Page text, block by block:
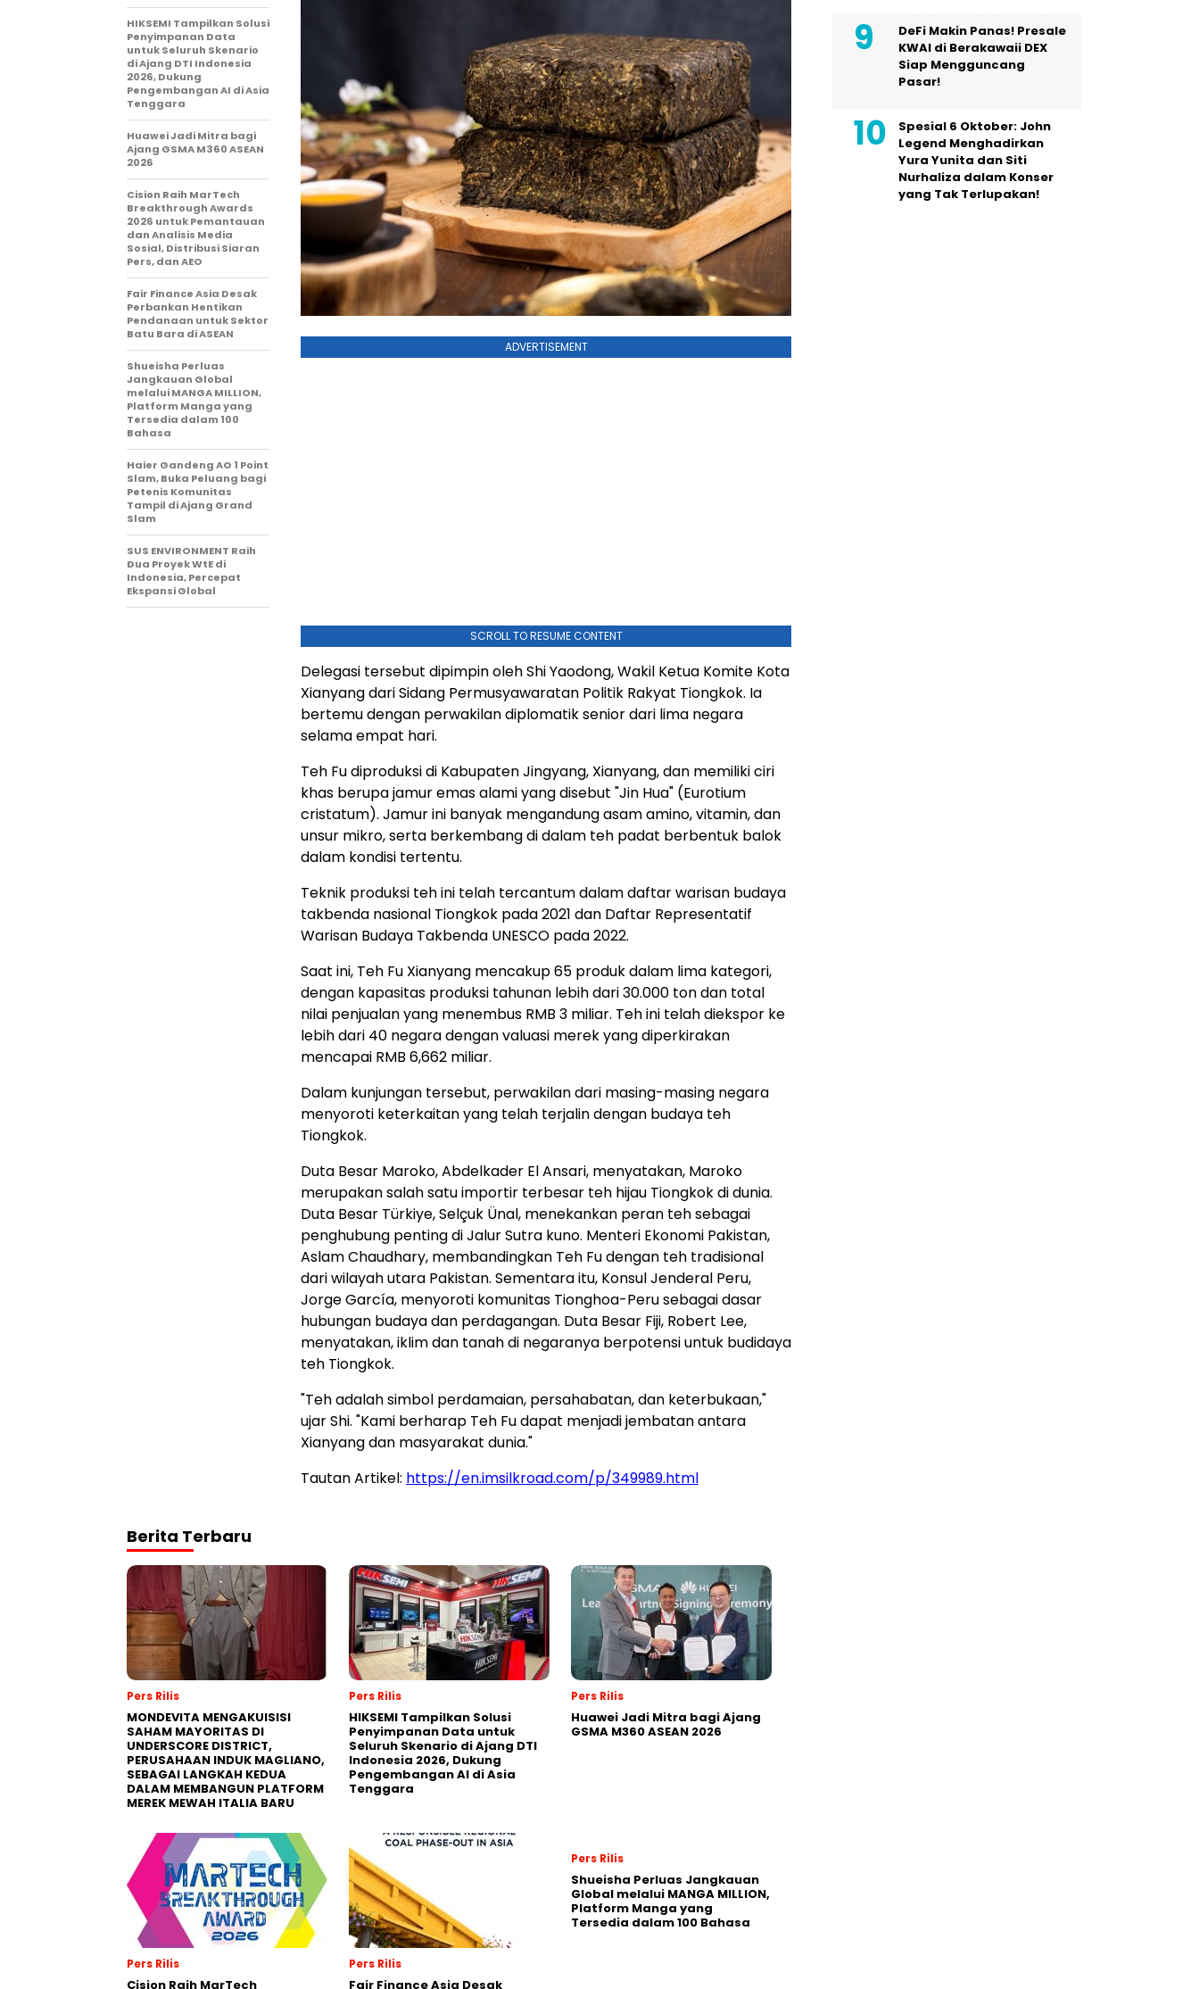
ADVERTISEMENT
SCROLL TO RESUME CONTENT
Delegasi tersebut dipimpin oleh Shi Yaodong, Wakil Ketua Komite Kota
Xianyang dari Sidang Permusyawaratan Politik Rakyat Tiongkok. Ia
bertemu dengan perwakilan diplomatik senior dari lima negara
selama empat hari.
Teh Fu diproduksi di Kabupaten Jingyang, Xianyang, dan memiliki ciri
khas berupa jamur emas alami yang disebut "Jin Hua" (Eurotium
cristatum). Jamur ini banyak mengandung asam amino, vitamin, dan
unsur mikro, serta berkembang di dalam teh padat berbentuk balok
dalam kondisi tertentu.
Teknik produksi teh ini telah tercantum dalam daftar warisan budaya
takbenda nasional Tiongkok pada 2021 dan Daftar Representatif
Warisan Budaya Takbenda UNESCO pada 2022.
Saat ini, Teh Fu Xianyang mencakup 65 produk dalam lima kategori,
dengan kapasitas produksi tahunan lebih dari 30.000 ton dan total
nilai penjualan yang menembus RMB 3 miliar. Teh ini telah diekspor ke
lebih dari 40 negara dengan valuasi merek yang diperkirakan
mencapai RMB 6,662 miliar.
Dalam kunjungan tersebut, perwakilan dari masing-masing negara
menyoroti keterkaitan yang telah terjalin dengan budaya teh
Tiongkok.
Duta Besar Maroko, Abdelkader El Ansari, menyatakan, Maroko
merupakan salah satu importir terbesar teh hijau Tiongkok di dunia.
Duta Besar Türkiye, Selçuk Ünal, menekankan peran teh sebagai
penghubung penting di Jalur Sutra kuno. Menteri Ekonomi Pakistan,
Aslam Chaudhary, membandingkan Teh Fu dengan teh tradisional
dari wilayah utara Pakistan. Sementara itu, Konsul Jenderal Peru,
Jorge García, menyoroti komunitas Tionghoa-Peru sebagai dasar
hubungan budaya dan perdagangan. Duta Besar Fiji, Robert Lee,
menyatakan, iklim dan tanah di negaranya berpotensi untuk budidaya
teh Tiongkok.
"Teh adalah simbol perdamaian, persahabatan, dan keterbukaan,"
ujar Shi. "Kami berharap Teh Fu dapat menjadi jembatan antara
Xianyang dan masyarakat dunia."
Tautan Artikel: https://en.imsilkroad.com/p/349989.html
HIKSEMI Tampilkan Solusi
Penyimpanan Data
untuk Seluruh Skenario
di Ajang DTI Indonesia
2026, Dukung
Pengembangan AI di Asia
Tenggara
Huawei Jadi Mitra bagi
Ajang GSMA M360 ASEAN
2026
Cision Raih MarTech
Breakthrough Awards
2026 untuk Pemantauan
dan Analisis Media
Sosial, Distribusi Siaran
Pers, dan AEO
Fair Finance Asia Desak
Perbankan Hentikan
Pendanaan untuk Sektor
Batu Bara di ASEAN
Shueisha Perluas
Jangkauan Global
melalui MANGA MILLION,
Platform Manga yang
Tersedia dalam 100
Bahasa
Haier Gandeng AO 1 Point
Slam, Buka Peluang bagi
Petenis Komunitas
Tampil di Ajang Grand
Slam
SUS ENVIRONMENT Raih
Dua Proyek WtE di
Indonesia, Percepat
Ekspansi Global
Berita Terbaru
Pers Rilis
MONDEVITA MENGAKUISISI
SAHAM MAYORITAS DI
UNDERSCORE DISTRICT,
PERUSAHAAN INDUK MAGLIANO,
SEBAGAI LANGKAH KEDUA
DALAM MEMBANGUN PLATFORM
MEREK MEWAH ITALIA BARU
Pers Rilis
HIKSEMI Tampilkan Solusi
Penyimpanan Data untuk
Seluruh Skenario di Ajang DTI
Indonesia 2026, Dukung
Pengembangan AI di Asia
Tenggara
Pers Rilis
Huawei Jadi Mitra bagi Ajang
GSMA M360 ASEAN 2026
Pers Rilis
Cision Raih MarTech
Pers Rilis
Fair Finance Asia Desak
Pers Rilis
Shueisha Perluas Jangkauan
Global melalui MANGA MILLION,
Platform Manga yang
Tersedia dalam 100 Bahasa
DeFi Makin Panas! Presale
KWAI di Berakawaii DEX
Siap Mengguncang
Pasar!
Spesial 6 Oktober: John
Legend Menghadirkan
Yura Yunita dan Siti
Nurhaliza dalam Konser
yang Tak Terlupakan!